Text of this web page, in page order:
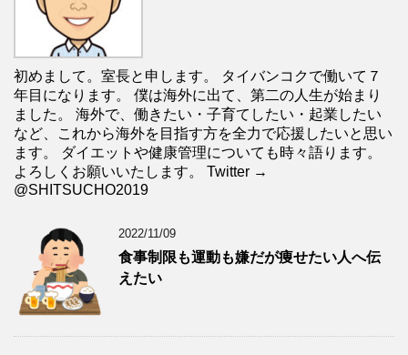
初めまして。室長と申します。 タイバンコクで働いて７
年目になります。 僕は海外に出て、第二の人生が始まり
ました。 海外で、働きたい・子育てしたい・起業したい
など、これから海外を目指す方を全力で応援したいと思い
ます。 ダイエットや健康管理についても時々語ります。
よろしくお願いいたします。 Twitter →
@SHITSUCHO2019
2022/11/09
食事制限も運動も嫌だが痩せたい人へ伝
えたい